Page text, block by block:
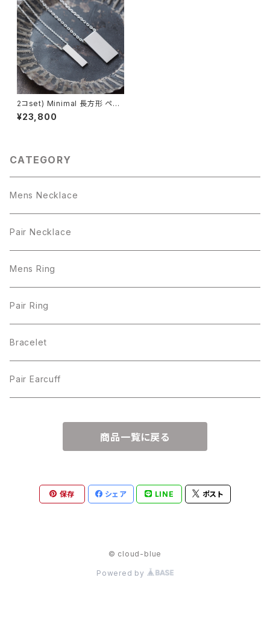
2コset) Minimal 長方形 ペア
ネックレス シルバー925
¥23,800
CATEGORY
Mens Necklace
Pair Necklace
Mens Ring
Pair Ring
Bracelet
Pair Earcuff
商品一覧に戻る
保存 シェア LINE ポスト
© cloud-blue
Powered by